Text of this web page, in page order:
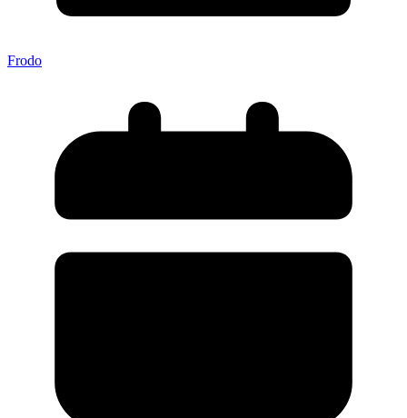
Frodo